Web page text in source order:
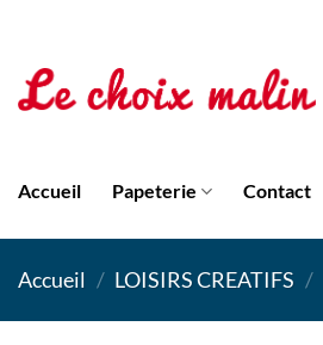
contenu
Accueil Papeterie Contact
Accueil / LOISIRS CREATIFS /